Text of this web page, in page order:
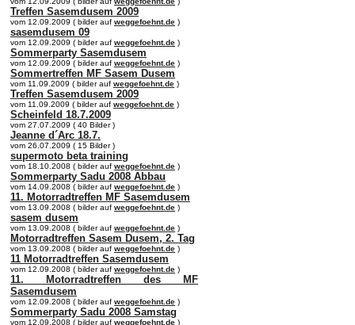
Treffen Sasemdusem 2009
vom 12.09.2009 ( bilder auf weggefoehnt.de )
sasemdusem 09
vom 12.09.2009 ( bilder auf weggefoehnt.de )
Sommerparty Sasemdusem
vom 12.09.2009 ( bilder auf weggefoehnt.de )
Sommertreffen MF Sasem Dusem
vom 11.09.2009 ( bilder auf weggefoehnt.de )
Treffen Sasemdusem 2009
vom 11.09.2009 ( bilder auf weggefoehnt.de )
Scheinfeld 18.7.2009
vom 27.07.2009 ( 40 Bilder )
Jeanne d´Arc 18.7.
vom 26.07.2009 ( 15 Bilder )
supermoto beta training
vom 18.10.2008 ( bilder auf weggefoehnt.de )
Sommerparty Sadu 2008 Abbau
vom 14.09.2008 ( bilder auf weggefoehnt.de )
11. Motorradtreffen MF Sasemdusem
vom 13.09.2008 ( bilder auf weggefoehnt.de )
sasem dusem
vom 13.09.2008 ( bilder auf weggefoehnt.de )
Motorradtreffen Sasem Dusem, 2. Tag
vom 13.09.2008 ( bilder auf weggefoehnt.de )
11 Motorradtreffen Sasemdusem
vom 12.09.2008 ( bilder auf weggefoehnt.de )
11. Motorradtreffen des MF
Sasemdusem
vom 12.09.2008 ( bilder auf weggefoehnt.de )
Sommerparty Sadu 2008 Samstag
vom 12.09.2008 ( bilder auf weggefoehnt.de )